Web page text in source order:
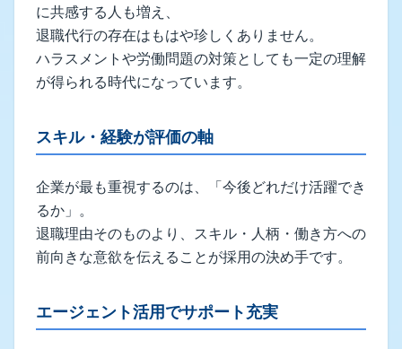
に共感する人も増え、
退職代行の存在はもはや珍しくありません。
ハラスメントや労働問題の対策としても一定の理解
が得られる時代になっています。
スキル・経験が評価の軸
企業が最も重視するのは、「今後どれだけ活躍でき
るか」。
退職理由そのものより、スキル・人柄・働き方への
前向きな意欲を伝えることが採用の決め手です。
エージェント活用でサポート充実